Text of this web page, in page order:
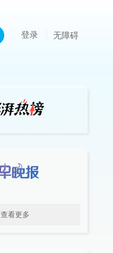
登录 无障碍
查看更多